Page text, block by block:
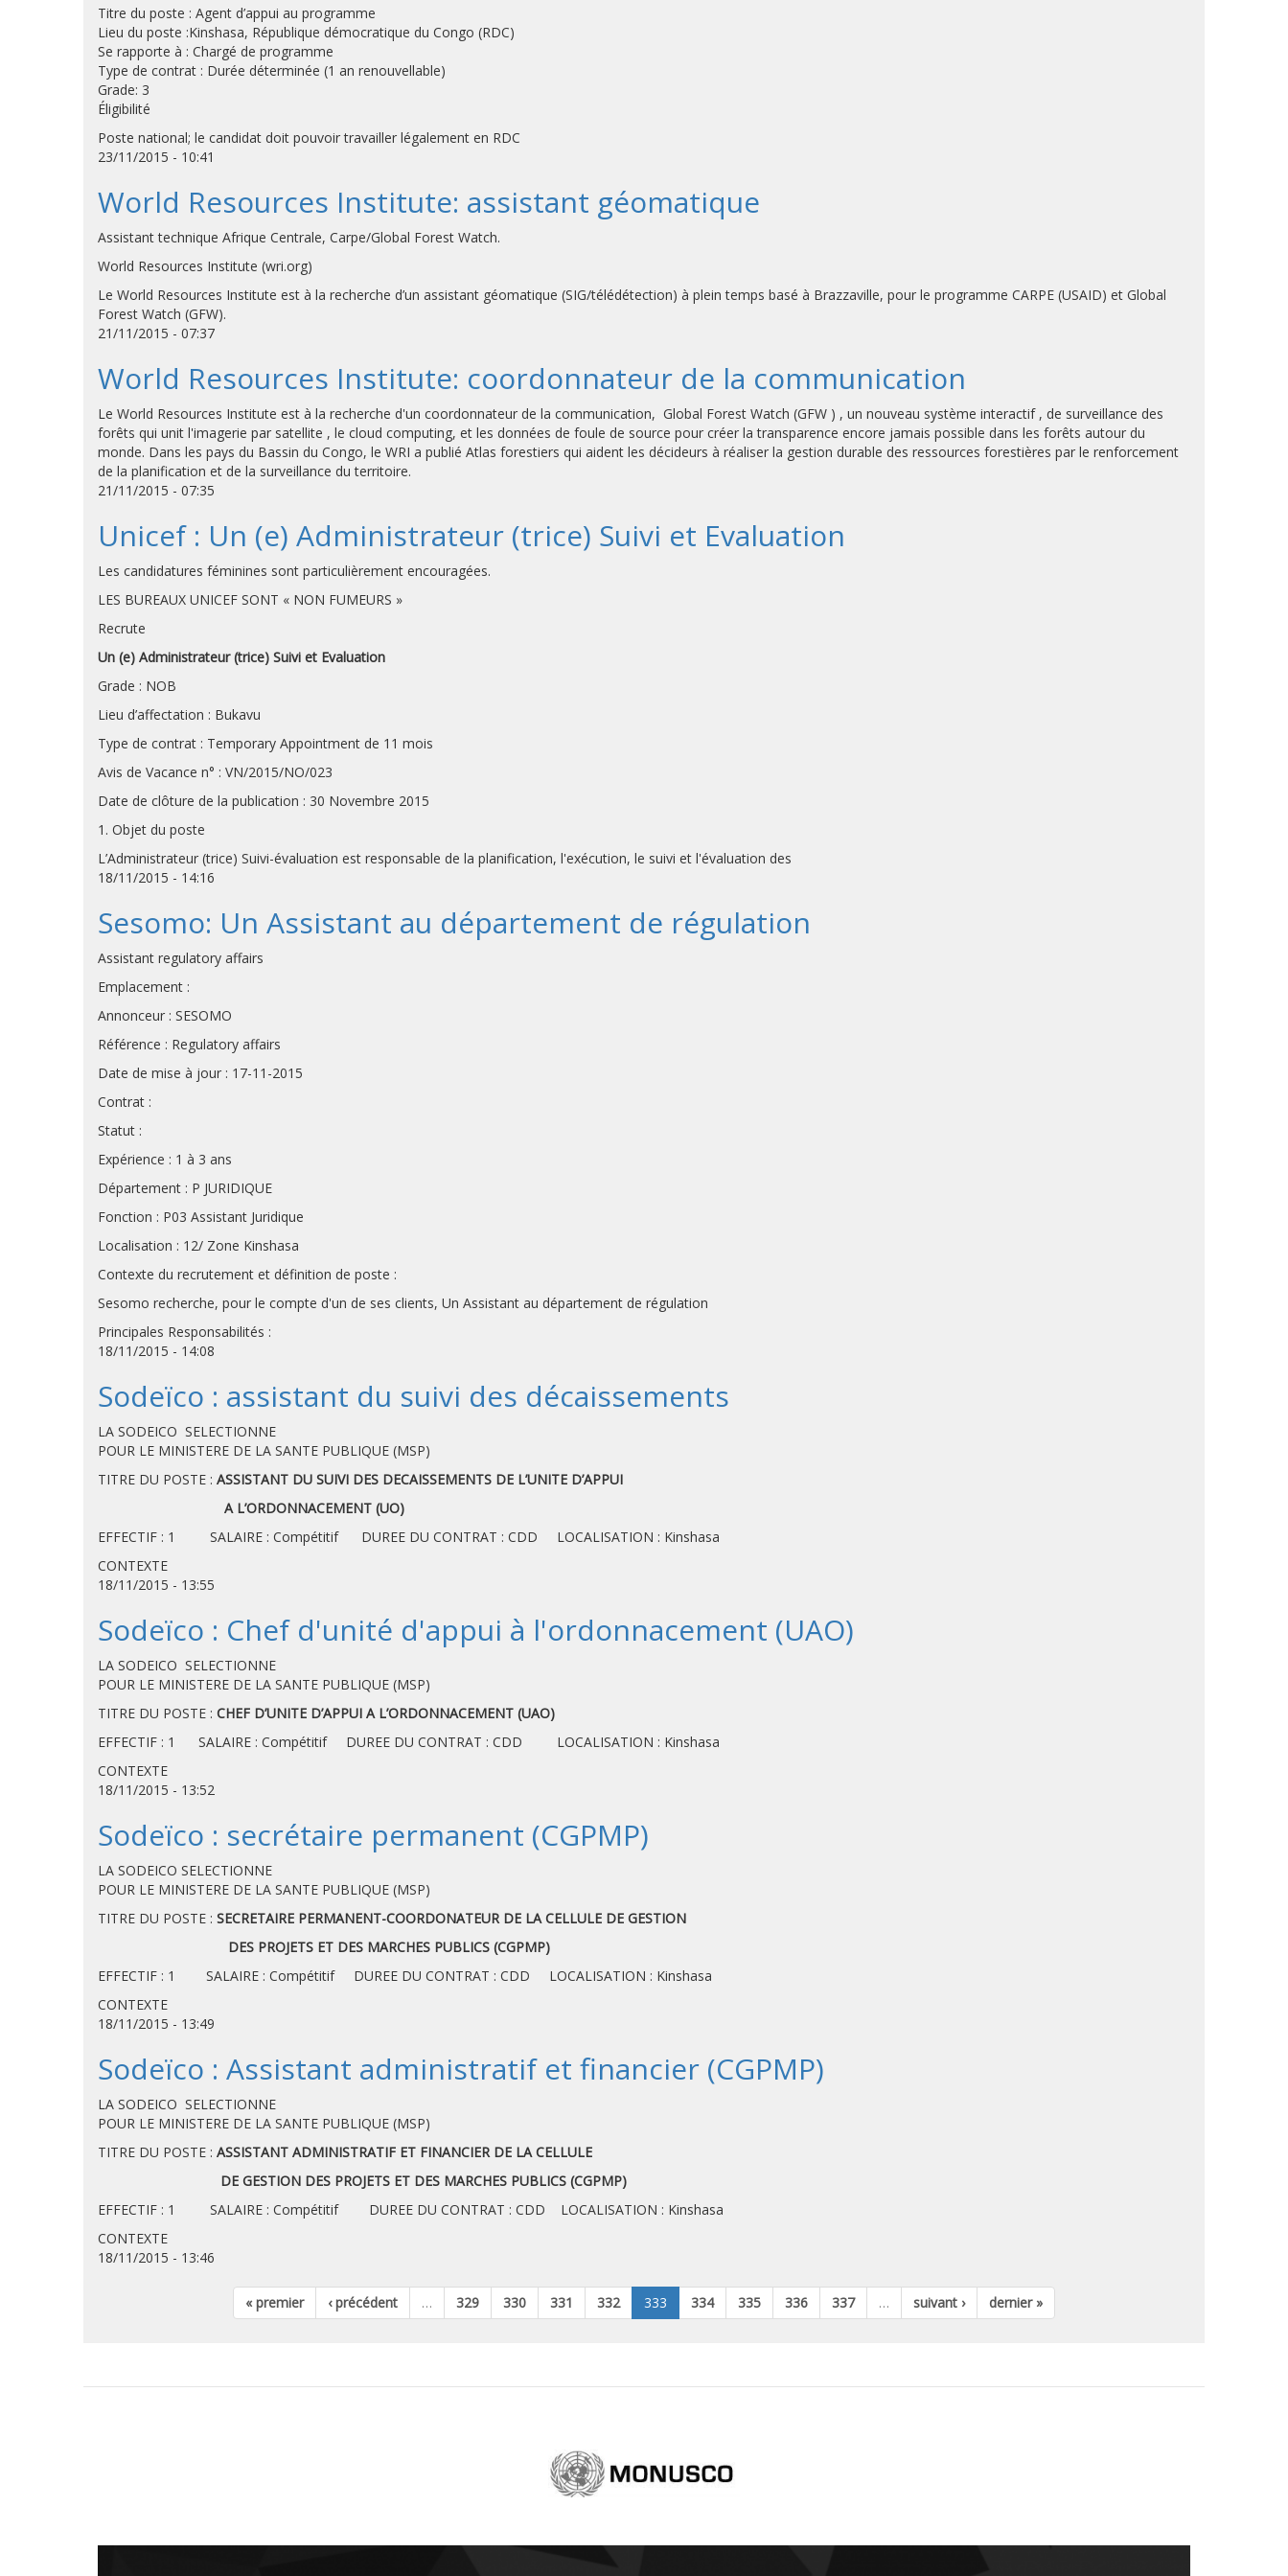
Titre du poste : Agent d’appui au programme
Lieu du poste :Kinshasa, République démocratique du Congo (RDC)
Se rapporte à : Chargé de programme
Type de contrat : Durée déterminée (1 an renouvellable)
Grade: 3
Éligibilité
Poste national; le candidat doit pouvoir travailler légalement en RDC
23/11/2015 - 10:41
World Resources Institute: assistant géomatique
Assistant technique Afrique Centrale, Carpe/Global Forest Watch.
World Resources Institute (wri.org)
Le World Resources Institute est à la recherche d’un assistant géomatique (SIG/télédétection) à plein temps basé à Brazzaville, pour le programme CARPE (USAID) et Global
Forest Watch (GFW).
21/11/2015 - 07:37
World Resources Institute: coordonnateur de la communication
Le World Resources Institute est à la recherche d'un coordonnateur de la communication, Global Forest Watch (GFW ) , un nouveau système interactif , de surveillance des
forêts qui unit l'imagerie par satellite , le cloud computing, et les données de foule de source pour créer la transparence encore jamais possible dans les forêts autour du
monde. Dans les pays du Bassin du Congo, le WRI a publié Atlas forestiers qui aident les décideurs à réaliser la gestion durable des ressources forestières par le renforcement
de la planification et de la surveillance du territoire.
21/11/2015 - 07:35
Unicef : Un (e) Administrateur (trice) Suivi et Evaluation
Les candidatures féminines sont particulièrement encouragées.
LES BUREAUX UNICEF SONT « NON FUMEURS »
Recrute
Un (e) Administrateur (trice) Suivi et Evaluation
Grade : NOB
Lieu d’affectation : Bukavu
Type de contrat : Temporary Appointment de 11 mois
Avis de Vacance n° : VN/2015/NO/023
Date de clôture de la publication : 30 Novembre 2015
1. Objet du poste
L’Administrateur (trice) Suivi-évaluation est responsable de la planification, l'exécution, le suivi et l'évaluation des
18/11/2015 - 14:16
Sesomo: Un Assistant au département de régulation
Assistant regulatory affairs
Emplacement :
Annonceur : SESOMO
Référence : Regulatory affairs
Date de mise à jour : 17-11-2015
Contrat :
Statut :
Expérience : 1 à 3 ans
Département : P JURIDIQUE
Fonction : P03 Assistant Juridique
Localisation : 12/ Zone Kinshasa
Contexte du recrutement et définition de poste :
Sesomo recherche, pour le compte d'un de ses clients, Un Assistant au département de régulation
Principales Responsabilités :
18/11/2015 - 14:08
Sodeïco : assistant du suivi des décaissements
LA SODEICO SELECTIONNE
POUR LE MINISTERE DE LA SANTE PUBLIQUE (MSP)
TITRE DU POSTE : ASSISTANT DU SUIVI DES DECAISSEMENTS DE L’UNITE D’APPUI
A L’ORDONNACEMENT (UO)
EFFECTIF : 1 SALAIRE : Compétitif DUREE DU CONTRAT : CDD LOCALISATION : Kinshasa
CONTEXTE
18/11/2015 - 13:55
Sodeïco : Chef d'unité d'appui à l'ordonnacement (UAO)
LA SODEICO SELECTIONNE
POUR LE MINISTERE DE LA SANTE PUBLIQUE (MSP)
TITRE DU POSTE : CHEF D’UNITE D’APPUI A L’ORDONNACEMENT (UAO)
EFFECTIF : 1 SALAIRE : Compétitif DUREE DU CONTRAT : CDD LOCALISATION : Kinshasa
CONTEXTE
18/11/2015 - 13:52
Sodeïco : secrétaire permanent (CGPMP)
LA SODEICO SELECTIONNE
POUR LE MINISTERE DE LA SANTE PUBLIQUE (MSP)
TITRE DU POSTE : SECRETAIRE PERMANENT-COORDONATEUR DE LA CELLULE DE GESTION
DES PROJETS ET DES MARCHES PUBLICS (CGPMP)
EFFECTIF : 1 SALAIRE : Compétitif DUREE DU CONTRAT : CDD LOCALISATION : Kinshasa
CONTEXTE
18/11/2015 - 13:49
Sodeïco : Assistant administratif et financier (CGPMP)
LA SODEICO SELECTIONNE
POUR LE MINISTERE DE LA SANTE PUBLIQUE (MSP)
TITRE DU POSTE : ASSISTANT ADMINISTRATIF ET FINANCIER DE LA CELLULE
DE GESTION DES PROJETS ET DES MARCHES PUBLICS (CGPMP)
EFFECTIF : 1 SALAIRE : Compétitif DUREE DU CONTRAT : CDD LOCALISATION : Kinshasa
CONTEXTE
18/11/2015 - 13:46
« premier ‹ précédent … 329 330 331 332 333 334 335 336 337 … suivant › dernier »